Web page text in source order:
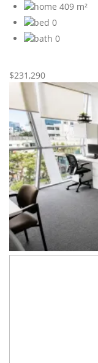
409 m²
0
0
$231,290